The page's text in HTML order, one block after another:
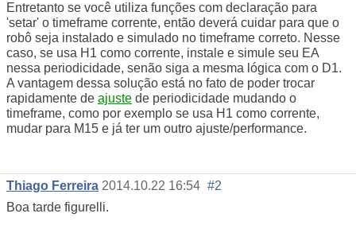
Entretanto se você utiliza funções com declaração para
'setar' o timeframe corrente, então deverá cuidar para que o
robô seja instalado e simulado no timeframe correto. Nesse
caso, se usa H1 como corrente, instale e simule seu EA
nessa periodicidade, senão siga a mesma lógica com o D1.
A vantagem dessa solução está no fato de poder trocar
rapidamente de ajuste de periodicidade mudando o
timeframe, como por exemplo se usa H1 como corrente,
mudar para M15 e já ter um outro ajuste/performance.
Thiago Ferreira 2014.10.22 16:54 #2
Boa tarde figurelli.